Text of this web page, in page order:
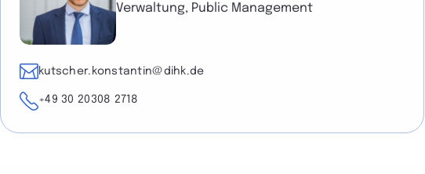
Verwaltung, Public Management
E-Mailkutscher.konstantin@dihk.de
Telefon
+49 30 20308 2718